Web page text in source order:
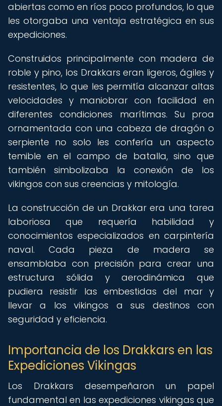
abiertas como en ríos poco profundos, lo que
les otorgaba una ventaja estratégica en sus
expediciones.
Construidos principalmente con madera de
roble y pino, los Drakkars eran ligeros, ágiles y
resistentes, lo que les permitía alcanzar altas
velocidades y maniobrar con facilidad en
diferentes condiciones marítimas. Su proa
ornamentada con una cabeza de dragón o
serpiente no solo les confería un aspecto
temible en el campo de batalla, sino que
también simbolizaba la conexión de los
vikingos con sus creencias y mitología.
La construcción de un Drakkar era una tarea
laboriosa que requería habilidad y
conocimientos especializados en carpintería
naval. Cada pieza de madera se
ensamblaba con precisión para crear una
estructura sólida y aerodinámica que
pudiera resistir las embestidas del mar y
llevar a los vikingos a sus destinos con
seguridad y eficiencia.
Importancia de los Drakkars en las
Expediciones Vikingas
Los Drakkars desempeñaron un papel
fundamental en las expediciones vikingas que